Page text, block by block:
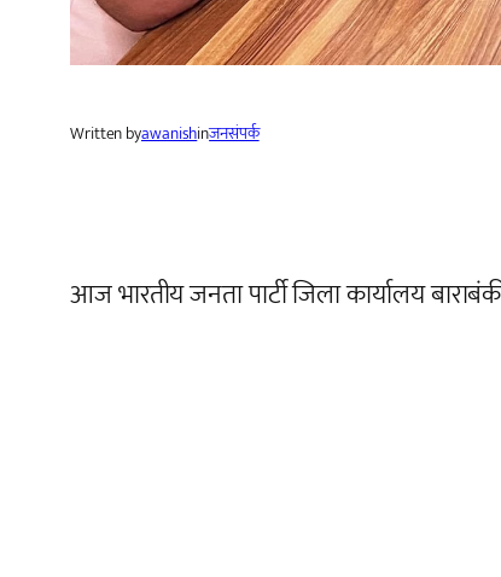
Written byawanishinजनसंपर्क
आज भारतीय जनता पार्टी जिला कार्यालय